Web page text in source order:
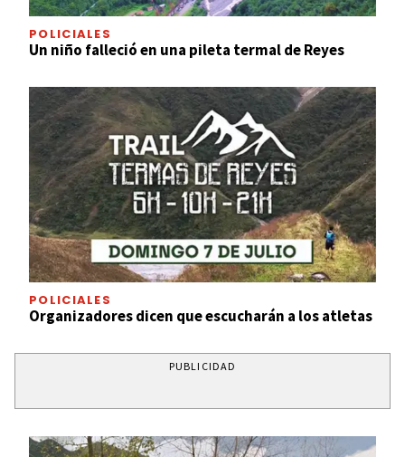
POLICIALES
Un niño falleció en una pileta termal de Reyes
POLICIALES
Organizadores dicen que escucharán a los atletas
PUBLICIDAD